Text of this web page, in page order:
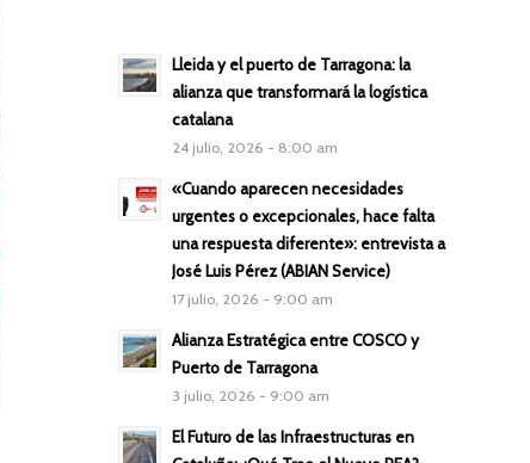
Lleida y el puerto de Tarragona: la
alianza que transformará la logística
catalana
24 julio, 2026 - 8:00 am
«Cuando aparecen necesidades
urgentes o excepcionales, hace falta
una respuesta diferente»: entrevista a
José Luis Pérez (ABIAN Service)
17 julio, 2026 - 9:00 am
Alianza Estratégica entre COSCO y
Puerto de Tarragona
3 julio, 2026 - 9:00 am
El Futuro de las Infraestructuras en